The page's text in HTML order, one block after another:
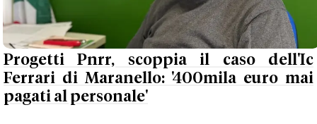
Progetti Pnrr, scoppia il caso dell'Ic
Ferrari di Maranello: '400mila euro mai
pagati al personale'